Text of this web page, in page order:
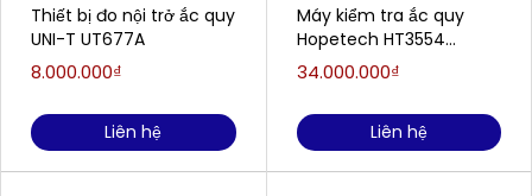
Thiết bị đo nội trở ắc quy
UNI-T UT677A
8.000.000₫
Liên hệ
Máy kiểm tra ắc quy
Hopetech HT3554
(0.001mΩ ~ 3.100Ω; 60V)
34.000.000₫
Liên hệ